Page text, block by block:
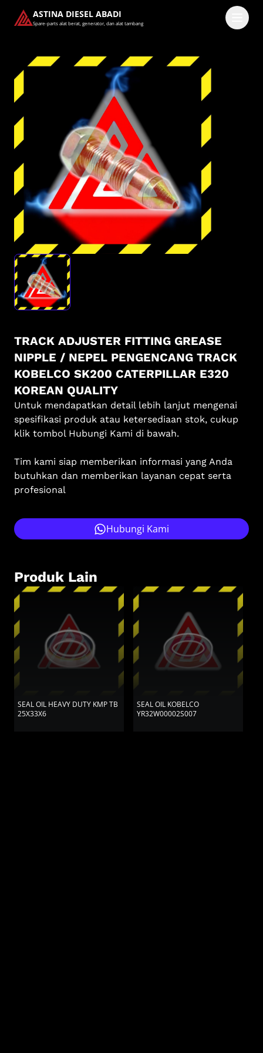
ASTINA DIESEL ABADI
Spare-parts alat berat, generator, dan alat tambang
Pilih methode masuk
Lanjutkan dengan Google
Dengan melanjutkan, kamu telah membaca dan setuju
denganKetentuan LayanandanKebijakan Privasi kami.
TRACK ADJUSTER FITTING GREASE
NIPPLE / NEPEL PENGENCANG TRACK
KOBELCO SK200 CATERPILLAR E320
KOREAN QUALITY
Untuk mendapatkan detail lebih lanjut mengenai
spesifikasi produk atau ketersediaan stok, cukup
klik tombol Hubungi Kami di bawah.
Tim kami siap memberikan informasi yang Anda
butuhkan dan memberikan layanan cepat serta
profesional
Hubungi Kami
Produk Lain
SEAL OIL HEAVY DUTY KMP TB
25X33X6
SEAL OIL KOBELCO
YR32W00002S007